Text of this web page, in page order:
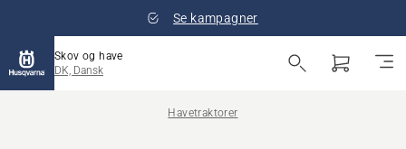
Se kampagner
Skov og have
DK, Dansk
Havetraktorer